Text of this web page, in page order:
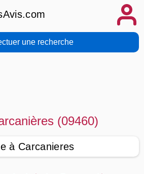
une recherche
(09460)
à Carcanieres